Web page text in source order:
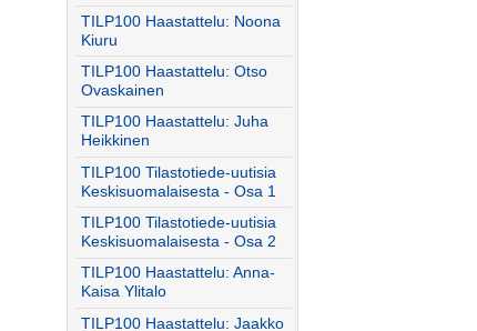
TILP100 Haastattelu: Noona
Kiuru
TILP100 Haastattelu: Otso
Ovaskainen
TILP100 Haastattelu: Juha
Heikkinen
TILP100 Tilastotiede-uutisia
Keskisuomalaisesta - Osa 1
TILP100 Tilastotiede-uutisia
Keskisuomalaisesta - Osa 2
TILP100 Haastattelu: Anna-
Kaisa Ylitalo
TILP100 Haastattelu: Jaakko